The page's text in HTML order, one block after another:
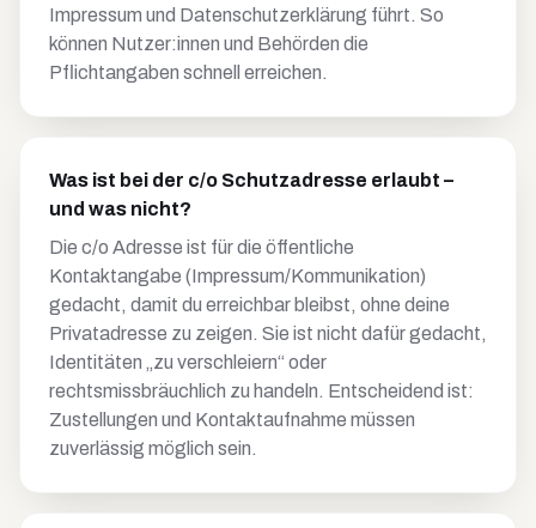
Impressum und Datenschutzerklärung führt. So
können Nutzer:innen und Behörden die
Pflichtangaben schnell erreichen.
Was ist bei der c/o Schutzadresse erlaubt –
und was nicht?
Die c/o Adresse ist für die öffentliche
Kontaktangabe (Impressum/Kommunikation)
gedacht, damit du erreichbar bleibst, ohne deine
Privatadresse zu zeigen. Sie ist nicht dafür gedacht,
Identitäten „zu verschleiern“ oder
rechtsmissbräuchlich zu handeln. Entscheidend ist:
Zustellungen und Kontaktaufnahme müssen
zuverlässig möglich sein.